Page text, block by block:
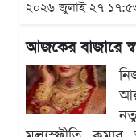
২০২৬ জুলাই ২৭
আজকের বাজারে